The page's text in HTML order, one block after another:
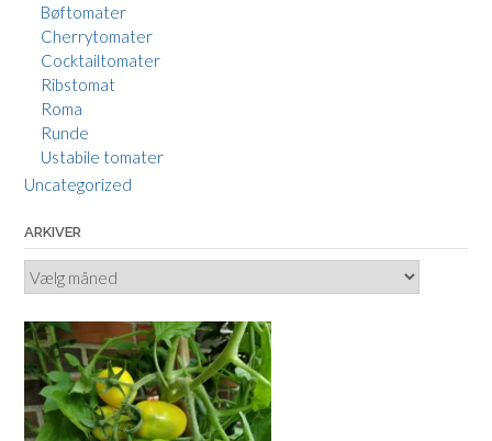
Bøftomater
Cherrytomater
Cocktailtomater
Ribstomat
Roma
Runde
Ustabile tomater
Uncategorized
ARKIVER
Arkiver